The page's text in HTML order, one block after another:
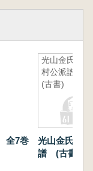
全7巻
光山金氏北
村公派譜
(古書)
光山金氏北
譜 (古書)